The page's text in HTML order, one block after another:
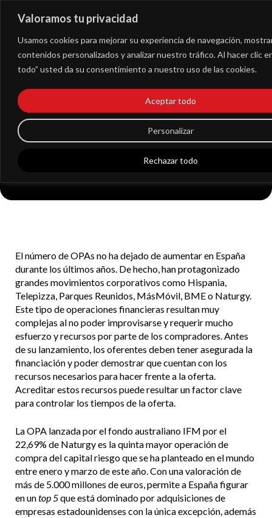
Valoramos tu privacidad
Usamos cookies para mejorar su experiencia de navegación,
contenidos personalizados y analizar nuestro tráfico. Al hacer clic
todo” usted da su consentimiento a nuestro uso de las cookies.
Personalizar
Rechazar todo
Aceptar todo
Naturgy y las
principales OPAs de
este 2021
El número de OPAs no ha dejado de aumentar en España
durante los últimos años. De hecho, han protagonizado
grandes movimientos corporativos como Hispania,
Telepizza, Parques Reunidos, MásMóvil, BME o Naturgy.
Este tipo de operaciones financieras resultan muy
complejas al no poder improvisarse yrequerir mucho
esfuerzo y recursos porparte de los compradores. Antes
de su lanzamiento, los oferentes deben tenerasegurada la
financiación y poder demostrar que cuentan con los
recursos necesarios para hacer frente a la oferta.
Acreditar estos recursos puede resultar un factor clave
paracontrolar los tiempos de la oferta.
La OPA lanzada por el fondo australiano IFM por el
22,69% de Naturgy es la quinta mayor operación de
compra del capital riesgo que se ha planteado en el mundo
entre enero y marzo de este año.Con una valoración de
más de 5.000 millones de euros, permite a España figurar
en untop 5que está dominado por adquisiciones de
empresas estadounidenses con la única excepción, además